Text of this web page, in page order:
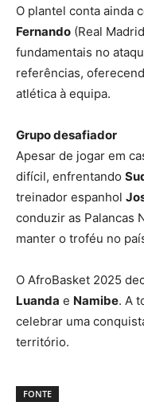
O plantel conta ainda
Fernando (Real
fundamentais no
referências,
atlética à equipa.
Grupo desafiador
Apesar de jogar em
difícil, enfrentando
treinador espanhol
conduzir as Palancas
manter o troféu no
O AfroBasket 2025
Luanda e Namibe. A
celebrar uma
território.
FONTE